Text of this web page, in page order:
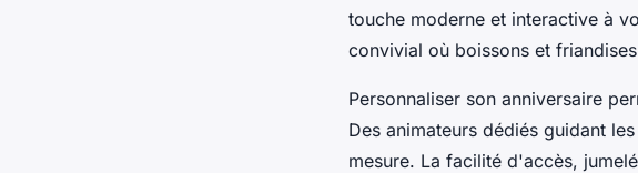
touche moderne et interactive à
convivial où boissons et
Personnaliser son anniversaire
Des animateurs dédiés guidant
mesure. La facilité d'accès,